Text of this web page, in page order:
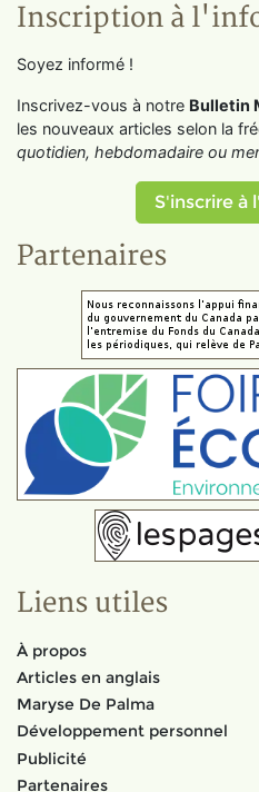
Inscription à
Soyez informé !
Inscrivez-vous à notre Bulletin
les nouveaux articles selon la
quotidien, hebdomadaire ou
S'inscrire à
Partenaires
Liens utiles
À propos
Articles en anglais
Maryse De Palma
Développement personnel
Publicité
Partenaires